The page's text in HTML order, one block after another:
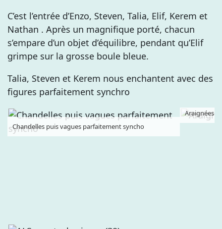
C’est l’entrée d’Enzo, Steven, Talia, Elif, Kerem et
Nathan . Après un magnifique porté, chacun
s’empare d’un objet d’équilibre, pendant qu’Elif
grimpe sur la grosse boule bleue.
Talia, Steven et Kerem nous enchantent avec des
figures parfaitement synchro
Chandelles puis vagues parfaitement syncho
Araignées